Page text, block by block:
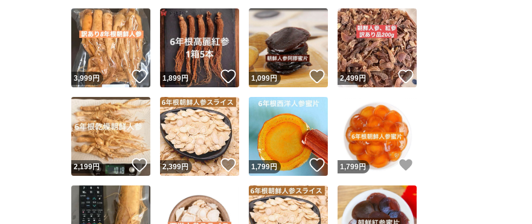
3,999円 いいね！
1,899円 いいね！
1,099円 いいね！
2,499円
2,199円 いいね！
2,399円 いいね！
1,799円 いいね！
1,799円